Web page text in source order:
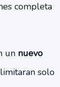
completa
un nuevo
solo